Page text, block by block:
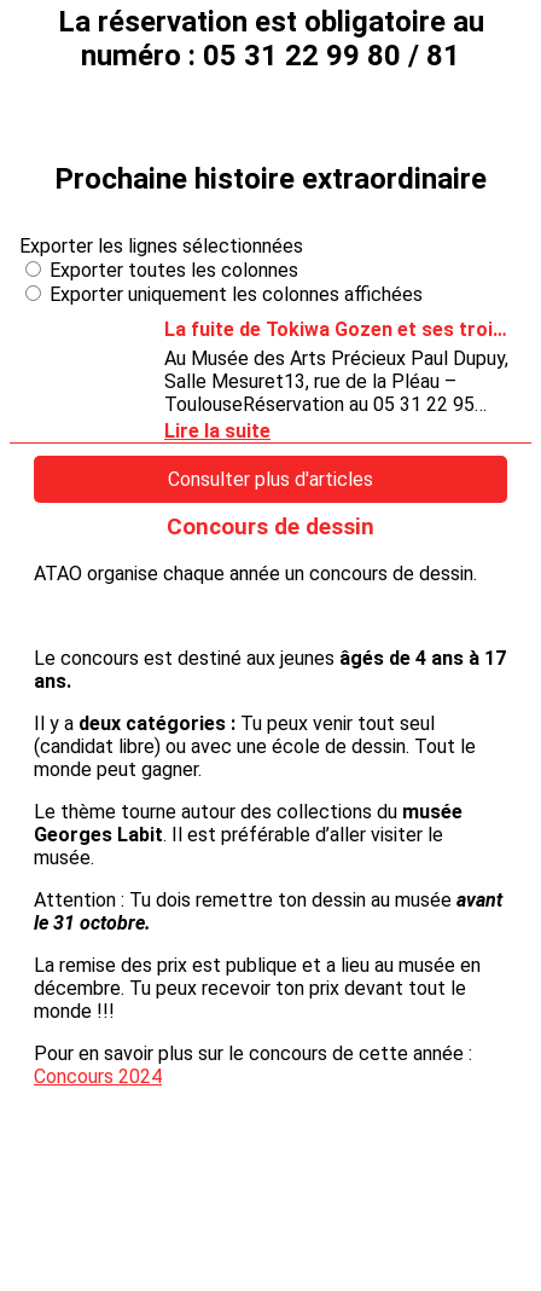
La réservation est obligatoire au
numéro : 05 31 22 99 80 / 81
Prochaine histoire extraordinaire
Concours de dessin
ATAO organise chaque année un concours de dessin.
Le concours est destiné aux jeunes âgés de 4 ans à 17
ans.
Il y a deux catégories : Tu peux venir tout seul
(candidat libre) ou avec une école de dessin. Tout le
monde peut gagner.
Le thème tourne autour des collections du musée
Georges Labit. Il est préférable d’aller visiter le
musée.
Attention : Tu dois remettre ton dessin au musée avant
le 31 octobre.
La remise des prix est publique et a lieu au musée en
décembre. Tu peux recevoir ton prix devant tout le
monde !!!
Pour en savoir plus sur le concours de cette année :
Concours 2024